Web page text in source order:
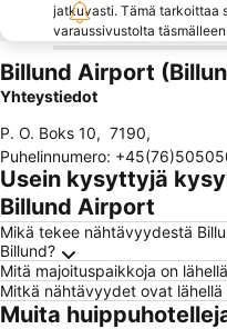
jatkuvasti. Tämä tarkoittaa
varaussivustolta
Billund Airport
Yhteystiedot
P. O. Boks 10, 7190,
Puhelinnumero:
Usein kysyttyjä
Billund Airport
Mikä tekee nähtävyydestä
Billund?
Mitä majoituspaikkoja on
Mitkä nähtävyydet ovat
Muita